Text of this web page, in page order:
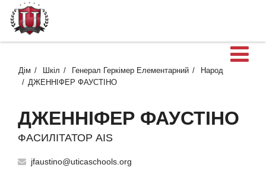
Дім Шкіл Генерал Геркімер Елементарний
Народ
ДЖЕННІФЕР ФАУСТІНО
ДЖЕННІФЕР ФАУСТІНО
ФАСИЛІТАТОР AIS
jfaustino@uticaschools.org